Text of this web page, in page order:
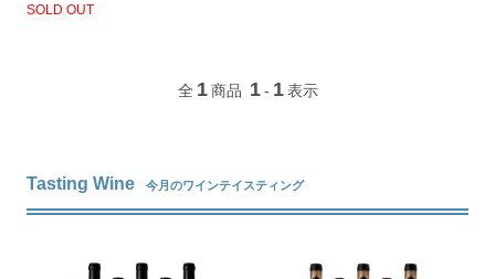
SOLD OUT
全 1 商品 1 - 1 表示
Tasting Wine 今月のワインテイスティング